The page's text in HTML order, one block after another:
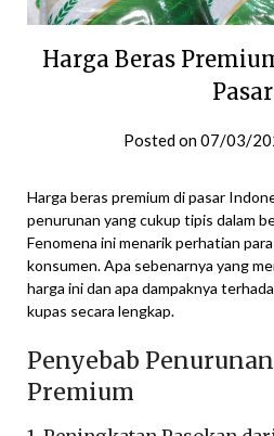
Harga Beras
Pasar
Posted on07/03/
Harga beras premium di pasar
penurunan yang cukup tipis dalam
Fenomena ini menarik perhatian
konsumen. Apa sebenarnya yang
harga ini dan apa dampaknya
kupas secara lengkap.
Penyebab
Premium